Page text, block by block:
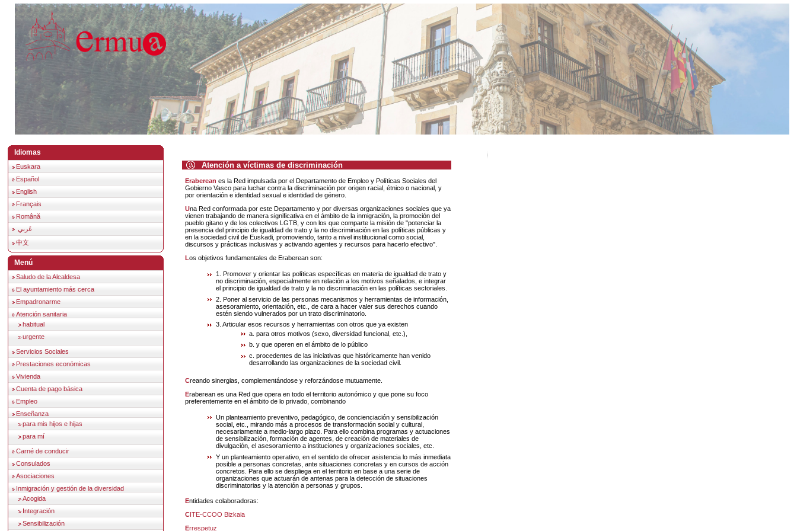
Idiomas
Euskara
Español
English
Français
Română
中文
Menú
Saludo de la Alcaldesa
El ayuntamiento más cerca
Empadronarme
Atención sanitaria
habitual
urgente
Servicios Sociales
Prestaciones económicas
Vivienda
Cuenta de pago básica
Empleo
Enseñanza
para mis hijos e hijas
para mí
Carné de conducir
Consulados
Asociaciones
Inmigración y gestión de la diversidad
Acogida
Integración
Sensibilización
Atención a víctimas de discriminación
Eraberean es la Red impulsada por el Departamento de Empleo y Políticas Sociales del
Gobierno Vasco para luchar contra la discriminación por origen racial, étnico o nacional, y
por orientación e identidad sexual e identidad de género.
Una Red conformada por este Departamento y por diversas organizaciones sociales que ya
vienen trabajando de manera significativa en el ámbito de la inmigración, la promoción del
pueblo gitano y de los colectivos LGTB, y con los que comparte la misión de "potenciar la
presencia del principio de igualdad de trato y la no discriminación en las políticas públicas y
en la sociedad civil de Euskadi, promoviendo, tanto a nivel institucional como social,
discursos y prácticas inclusivas y activando agentes y recursos para hacerlo efectivo".
Los objetivos fundamentales de Eraberean son:
1. Promover y orientar las políticas específicas en materia de igualdad de trato y
no discriminación, especialmente en relación a los motivos señalados, e integrar
el principio de igualdad de trato y la no discriminación en las políticas sectoriales.
2. Poner al servicio de las personas mecanismos y herramientas de información,
asesoramiento, orientación, etc., de cara a hacer valer sus derechos cuando
estén siendo vulnerados por un trato discriminatorio.
3. Articular esos recursos y herramientas con otros que ya existen
a. para otros motivos (sexo, diversidad funcional, etc.),
b. y que operen en el ámbito de lo público
c. procedentes de las iniciativas que históricamente han venido
desarrollando las organizaciones de la sociedad civil.
Creando sinergias, complementándose y reforzándose mutuamente.
Eraberean es una Red que opera en todo el territorio autonómico y que pone su foco
preferentemente en el ámbito de lo privado, combinando
Un planteamiento preventivo, pedagógico, de concienciación y sensibilización
social, etc., mirando más a procesos de transformación social y cultural,
necesariamente a medio-largo plazo. Para ello combina programas y actuaciones
de sensibilización, formación de agentes, de creación de materiales de
divulgación, el asesoramiento a instituciones y organizaciones sociales, etc.
Y un planteamiento operativo, en el sentido de ofrecer asistencia lo más inmediata
posible a personas concretas, ante situaciones concretas y en cursos de acción
concretos. Para ello se despliega en el territorio en base a una serie de
organizaciones que actuarán de antenas para la detección de situaciones
discriminatorias y la atención a personas y grupos.
Entidades colaboradoras:
CITE-CCOO Bizkaia
Errespetuz